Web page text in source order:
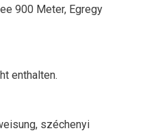
900 Meter, Egregy
enthalten.
széchenyi